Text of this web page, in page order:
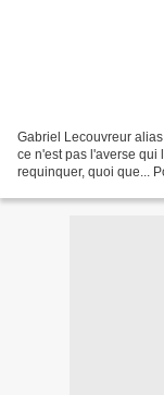
Gabriel Lecouvreur
ce n'est pas l'averse qui
requinquer, quoi que...